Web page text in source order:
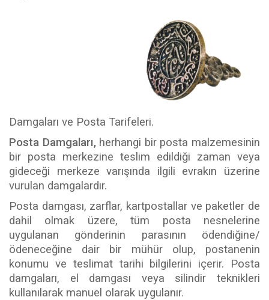
Damgaları ve Posta Tarifeleri.
Posta Damgaları,herhangi bir posta malzemesinin
bir posta merkezine teslim edildiği zaman veya
gideceği merkeze varışında ilgili evrakın üzerine
vurulan damgalardır.
Posta damgası, zarflar, kartpostallar ve paketler de
dahil olmak üzere, tüm posta nesnelerine
uygulanan gönderinin parasının ödendiğine/
ödeneceğine dair bir mühür olup, postanenin
konumu ve teslimat tarihi bilgilerini içerir. Posta
damgaları, el damgası veya silindir teknikleri
kullanılarak manuel olarak uygulanır.